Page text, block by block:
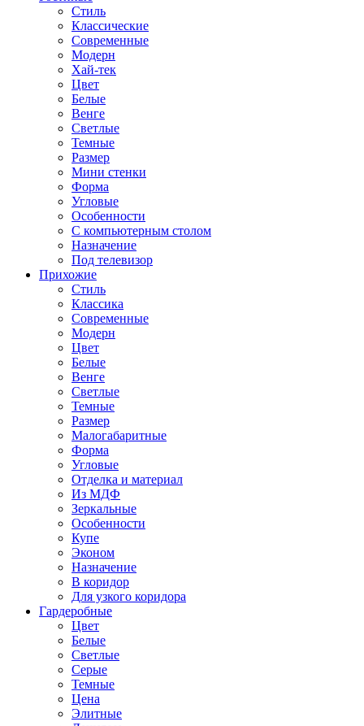
Стиль
Классические
Современные
Модерн
Хай-тек
Цвет
Белые
Венге
Светлые
Темные
Размер
Мини стенки
Форма
Угловые
Особенности
С компьютерным столом
Назначение
Под телевизор
Прихожие
Стиль
Классика
Современные
Модерн
Цвет
Белые
Венге
Светлые
Темные
Размер
Малогабаритные
Форма
Угловые
Отделка и материал
Из МДФ
Зеркальные
Особенности
Купе
Эконом
Назначение
В коридор
Для узкого коридора
Гардеробные
Цвет
Белые
Светлые
Серые
Темные
Цена
Элитные